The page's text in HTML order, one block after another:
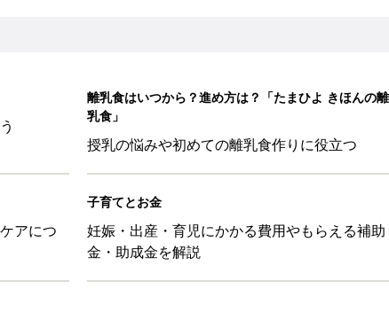
ール」、間違っているかも？「思い出があって捨てられない」に収納
」「110円でこのクオリティ」超優秀！トラベルグッズ4選
く！？親が悩まされる「魔の3週目」って何？「魔の3カ月」もある